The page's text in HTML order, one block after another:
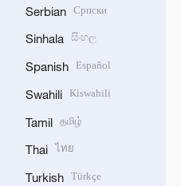
Serbian Српски
Sinhala සිංහල
Spanish Español
Swahili Kiswahili
Tamil தமிழ்
Thai ไทย
Turkish Türkçe